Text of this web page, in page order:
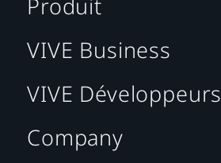
Produit
VIVE Business
VIVE Développeurs
Company